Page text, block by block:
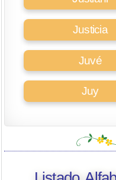
Justicia
Juvé
Juy